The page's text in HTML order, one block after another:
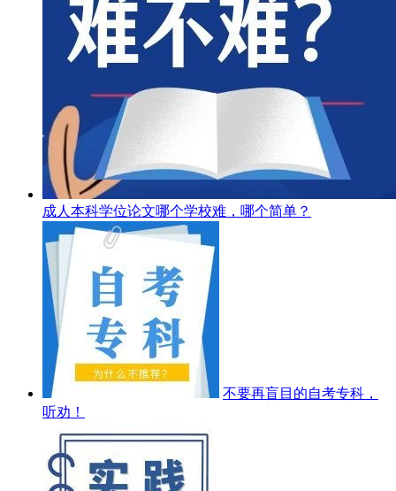
成人本科学位论文哪个学校难，哪个简单？
不要再盲目的自考专科，
听劝！